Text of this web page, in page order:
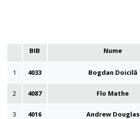
BIB Nume
1 4033 Bogdan Doicilă
2 4087 Flo Mathe
3 4016 Andrew Douglas